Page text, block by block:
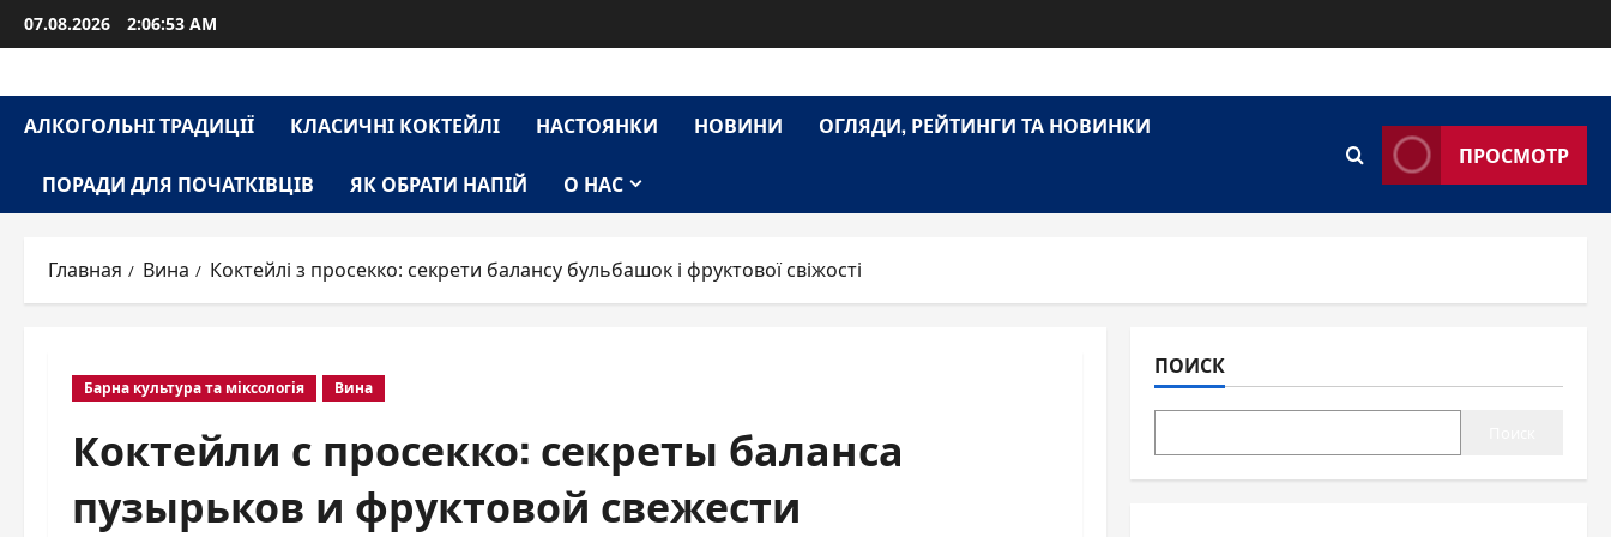
Перейти
к
07.08.2026 2:06:54 AM
АЛКОГОЛЬНІ ТРАДИЦІЇ КЛАСИЧНІ КОКТЕЙЛІ НАСТОЯНКИ НОВИНИ ОГЛЯДИ, РЕЙТИНГИ ТА НОВИНКИ
ПОРАДИ ДЛЯ ПОЧАТКІВЦІВ ЯК ОБРАТИ НАПІЙ О НАС
ПРОСМОТР
Главная Вина Коктейлі з просекко: секрети балансу бульбашок і фруктової свіжості
Барна культура та міксологія Вина
Коктейли с просекко: секреты баланса
пузырьков и фруктовой свежести
ПОИСК